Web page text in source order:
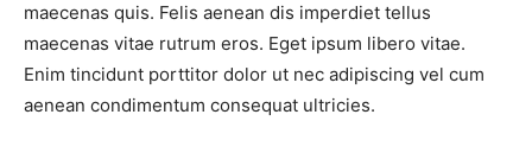
maecenas quis. Felis aenean dis imperdiet tellus
maecenas vitae rutrum eros. Eget ipsum libero vitae.
Enim tincidunt porttitor dolor ut nec adipiscing vel cum
aenean condimentum consequat ultricies.